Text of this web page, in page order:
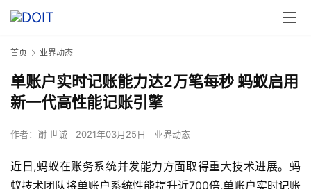
首页 业界动态
单账户实时记账能力达2万笔每秒 蚂蚁启用
新一代高性能记账引擎
作者： 谢 世诚 2021年03月25日 业界动态
近日,蚂蚁在账务系统并发能力方面取得重大技术进展。蚂
蚁技术团队将单账户系统性能提升近700倍,单账户实时记账